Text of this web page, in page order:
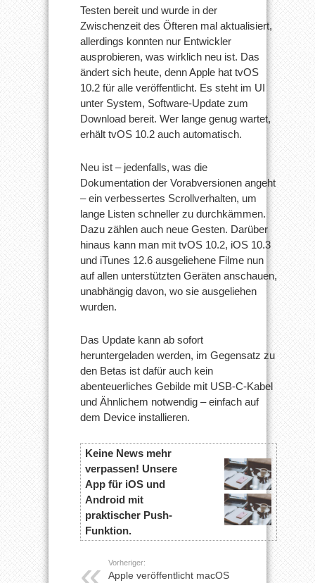
Testen bereit und wurde in der
Zwischenzeit des Öfteren mal aktualisiert,
allerdings konnten nur Entwickler
ausprobieren, was wirklich neu ist. Das
ändert sich heute, denn Apple hat tvOS
10.2 für alle veröffentlicht. Es steht im UI
unter System, Software-Update zum
Download bereit. Wer lange genug wartet,
erhält tvOS 10.2 auch automatisch.
Neu ist – jedenfalls, was die
Dokumentation der Vorabversionen angeht
– ein verbessertes Scrollverhalten, um
lange Listen schneller zu durchkämmen.
Dazu zählen auch neue Gesten. Darüber
hinaus kann man mit tvOS 10.2, iOS 10.3
und iTunes 12.6 ausgeliehene Filme nun
auf allen unterstützten Geräten anschauen,
unabhängig davon, wo sie ausgeliehen
wurden.
Das Update kann ab sofort
heruntergeladen werden, im Gegensatz zu
den Betas ist dafür auch kein
abenteuerliches Gebilde mit USB-C-Kabel
und Ähnlichem notwendig – einfach auf
dem Device installieren.
Keine News mehr
verpassen! Unsere
App für iOS und
Android mit
praktischer Push-
Funktion.
Vorheriger:
Apple veröffentlicht macOS